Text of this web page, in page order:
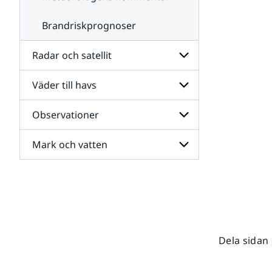
Brandriskprognoser
Radar och satellit
Undersidor
för
Radar
och
satellit
Väder till havs
Undersidor
för
Väder
till
havs
Observationer
Undersidor
för
Mark och vatten
Dela sidan